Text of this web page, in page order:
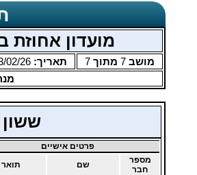
מועדון אחוזת
מושב 7 מתוך 7 תאריך:02/26
ששון
פרטים אישיים
מספר
חבר
שם תואר